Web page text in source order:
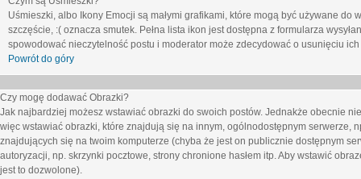
Uśmieszki, albo Ikony Emocji są małymi grafikami, które mogą być używane
szczęście, :( oznacza smutek. Pełna lista ikon jest dostępna z formularza
spowodować nieczytelność postu i moderator może zdecydować o usunięciu ich
Powrót do góry
Czy mogę dodawać Obrazki?
Jak najbardziej możesz wstawiać obrazki do swoich postów. Jednakże obecnie
więc wstawiać obrazki, które znajdują się na innym, ogólnodostępnym serwerze,
znajdujących się na twoim komputerze (chyba że jest on publicznie dostępnym
autoryzacji, np. skrzynki pocztowe, strony chronione hasłem itp. Aby wstawić
jest to dozwolone).